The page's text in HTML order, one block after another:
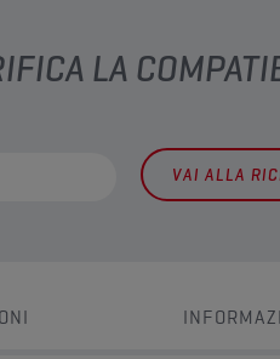
LA
VAI ALLA